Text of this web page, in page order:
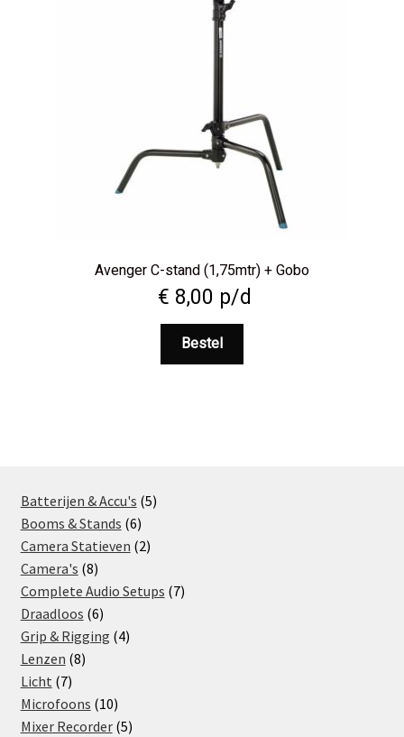
Avenger C-stand (1,75mtr) + Gobo
€ 8,00 p/d
Bestel
Batterijen & Accu's 55
Booms & Stands 66
products
Camera Statieven 22
Camera's 88
products
Complete Audio Setups 77
Draadloos 66
products
Grip & Rigging 44
Lenzen 88
Licht 77
products
Microfoons 1010
products
Mixer Recorder 55